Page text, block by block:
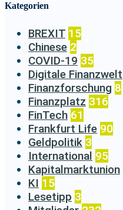
Kategorien
BREXIT 15
Chinese 2
COVID-19 35
Digitale Finanzwelt
Finanzforschung 8
Finanzplatz 316
FinTech 61
Frankfurt Life 90
Geldpolitik 3
International 95
Kapitalmarktunion
KI 15
Lesetipp 3